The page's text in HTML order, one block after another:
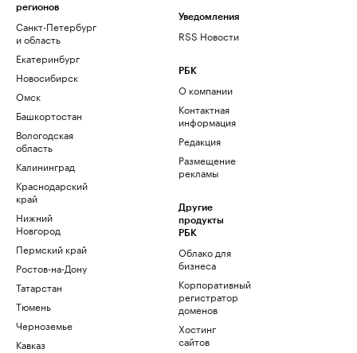
регионов
Санкт-Петербург
и область
Екатеринбург
Новосибирск
Омск
Башкортостан
Вологодская
область
Калининград
Краснодарский
край
Нижний
Новгород
Пермский край
Ростов-на-Дону
Татарстан
Тюмень
Черноземье
Кавказ
Уведомления
RSS Новости
РБК
О компании
Контактная
информация
Редакция
Размещение
рекламы
Другие
продукты
РБК
Облако для
бизнеса
Корпоративный
регистратор
доменов
Хостинг
сайтов